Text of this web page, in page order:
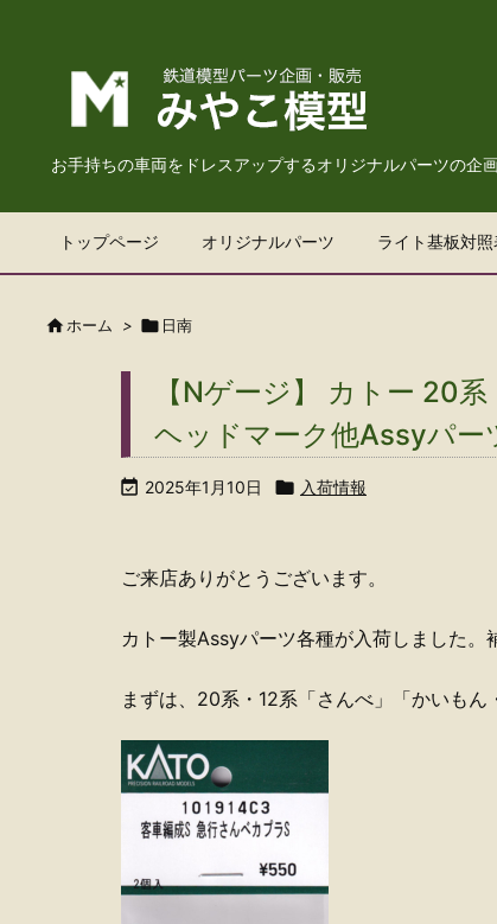
お手持ちの車両をドレスアップするオリジナルパーツの
トップページ オリジナルパーツ ライト基板対照
 ホーム >  日南
【Nゲージ】 カトー 20
ヘッドマーク他Assyパー
 2025年1月10日  入荷情報
ご来店ありがとうございます。
カトー製Assyパーツ各種が入荷しました。
まずは、20系・12系「さんべ」「かいもん